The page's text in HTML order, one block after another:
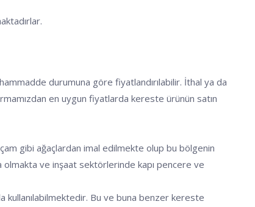
durumuna göre fiyatlandırılabilir. İthal ya da
en uygun fiyatlarda kereste ürünün satın
gibi ağaçlardan imal edilmekte olup bu bölgenin
olmakta ve inşaat sektörlerinde kapı pencere ve
kullanılabilmektedir. Bu ve buna benzer kereste